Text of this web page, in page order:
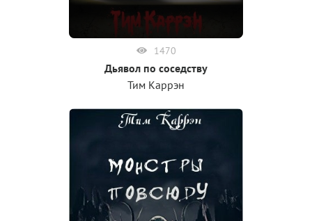
1470
Дьявол по соседству
Тим Каррэн